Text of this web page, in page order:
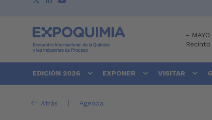
-
Recinto
EDICIÓN 2026 EXPONER VISITAR
Atrás | Agenda